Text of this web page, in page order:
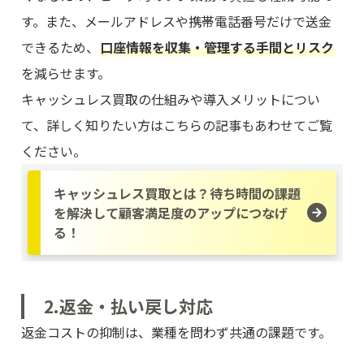
す。また、メールアドレスや携帯電話番号だけで送金
できるため、口座情報を収集・管理する手間とリスク
を減らせます。
キャッシュレス買取の仕組みや導入メリットについ
て、詳しく知りたい方はこちらの記事もあわせてご覧
ください。
キャッシュレス買取とは？待ち時間の課題
を解決して顧客満足度のアップにつなげ
る！
2.返金・払い戻し対応
返金コストの抑制は、業種を問わず共通の課題です。